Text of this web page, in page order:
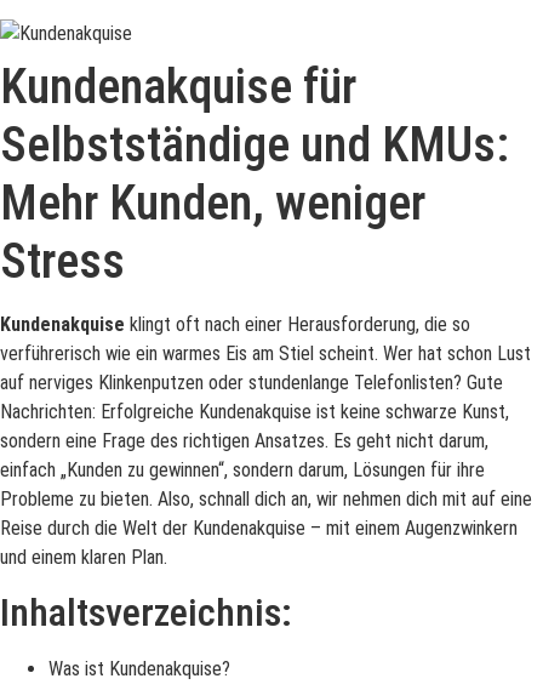
Kundenakquise für
Selbstständige und KMUs:
Mehr Kunden, weniger
Stress
Kundenakquise klingt oft nach einer Herausforderung, die so
verführerisch wie ein warmes Eis am Stiel scheint. Wer hat schon Lust
auf nerviges Klinkenputzen oder stundenlange Telefonlisten? Gute
Nachrichten: Erfolgreiche Kundenakquise ist keine schwarze Kunst,
sondern eine Frage des richtigen Ansatzes. Es geht nicht darum,
einfach „Kunden zu gewinnen“, sondern darum, Lösungen für ihre
Probleme zu bieten. Also, schnall dich an, wir nehmen dich mit auf eine
Reise durch die Welt der Kundenakquise – mit einem Augenzwinkern
und einem klaren Plan.
Inhaltsverzeichnis:
Was ist Kundenakquise?